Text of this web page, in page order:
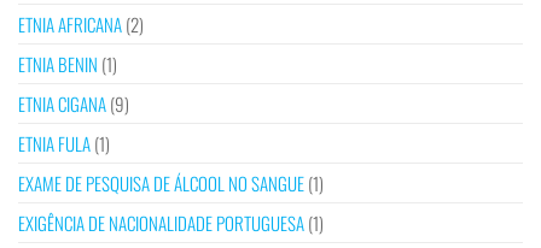
ETNIA AFRICANA(2)
ETNIA BENIN (1)
ETNIA CIGANA(9)
ETNIA FULA(1)
EXAME DE PESQUISA DE ÁLCOOL NO SANGUE(1)
EXIGÊNCIA DE NACIONALIDADE PORTUGUESA(1)